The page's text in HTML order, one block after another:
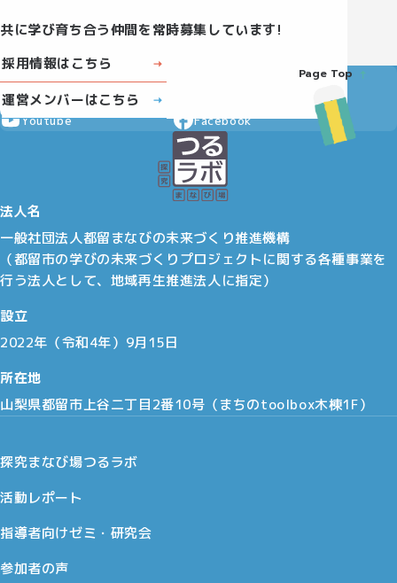
共に学び育ち合う仲間を常時募集しています!
採用情報はこちら
運営メンバーはこちら
Page Top
Youtube Facebook
法人名
一般社団法人都留まなびの未来づくり推進機構
（都留市の学びの未来づくりプロジェクトに関する各種事業を
行う法人として、地域再生推進法人に指定）
設立
2022年（令和4年）9月15日
所在地
山梨県都留市上谷二丁目2番10号（まちのtoolbox木棟1F）
探究まなび場つるラボ
活動レポート
指導者向けゼミ・研究会
参加者の声